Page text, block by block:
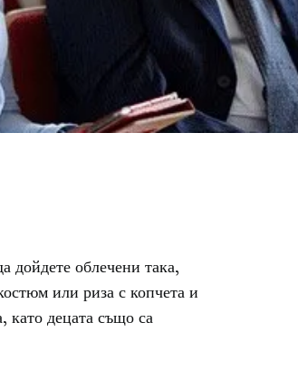
дойдете облечени така,
или риза с копчета и
като децата също са